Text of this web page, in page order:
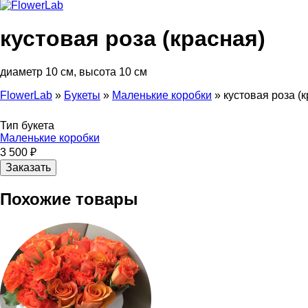
кустовая роза (красная)
диаметр 10 см, высота 10 см
FlowerLab » Букеты » Маленькие коробки » кустовая роза
Тип букета
Маленькие коробки
3 500 ₽
Похожие товары